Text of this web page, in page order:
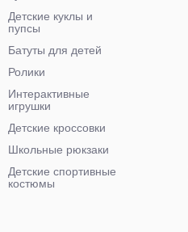
Детские куклы и
пупсы
Батуты для детей
Ролики
Интерактивные
игрушки
Детские кроссовки
Школьные рюкзаки
Детские спортивные
костюмы